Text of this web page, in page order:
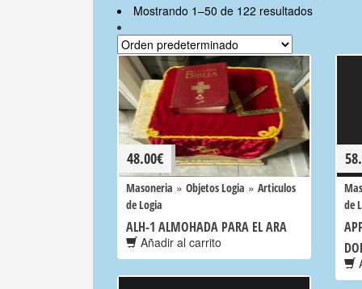
Mostrando 1–50 de 122 resultados
48.00€
Masoneria » Objetos Logia » Articulos
de Logia
ALH-1 ALMOHADA PARA EL ARA
Añadir al carrito
de